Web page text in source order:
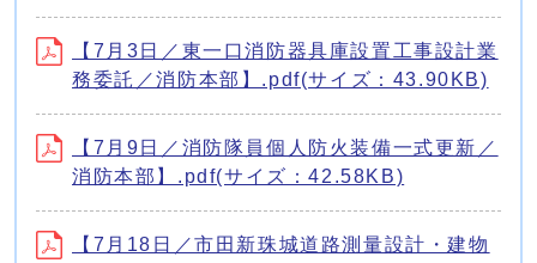
【7月3日／東一口消防器具庫設置工事設計業
務委託／消防本部】.pdf(サイズ：43.90KB)
【7月9日／消防隊員個人防火装備一式更新／
消防本部】.pdf(サイズ：42.58KB)
【7月18日／市田新珠城道路測量設計・建物